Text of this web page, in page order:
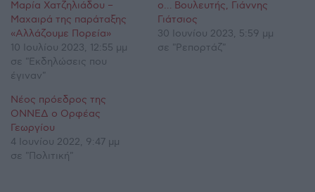
Μαρία Χατζηλιάδου –
Μαχαιρά της παράταξης
«Αλλάζουμε Πορεία»
10 Ιουλίου 2023, 12:55 μμ
σε "Εκδηλώσεις που
έγιναν"
ο… Βουλευτής, Γιάννης
Γιάτσιος
30 Ιουνίου 2023, 5:59 μμ
σε "Ρεπορτάζ"
Νέος πρόεδρος της
ΟΝΝΕΔ ο Ορφέας
Γεωργίου
4 Ιουνίου 2022, 9:47 μμ
σε "Πολιτική"